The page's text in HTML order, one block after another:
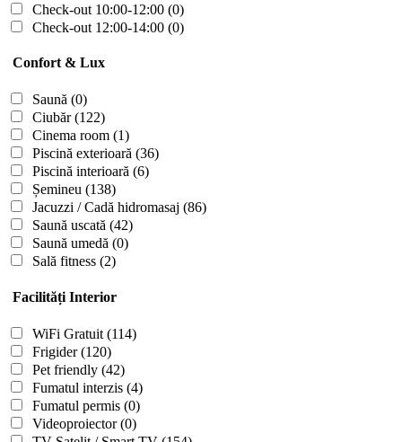
Check-out 10:00-12:00 (0)
Check-out 12:00-14:00 (0)
Confort & Lux
Saună (0)
Ciubăr(122)
Cinema room (1)
Piscină exterioară (36)
Piscină interioară (6)
Șemineu (138)
Jacuzzi / Cadă hidromasaj (86)
Saună uscată (42)
Saună umedă (0)
Sală fitness (2)
Facilități Interior
WiFi Gratuit (114)
Frigider(120)
Pet friendly (42)
Fumatul interzis (4)
Fumatul permis (0)
Videoproiector(0)